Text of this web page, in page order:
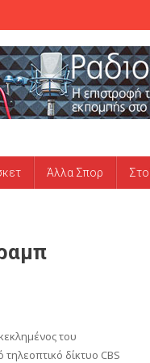
Άλλα Σπορ
του
δίκτυο CBS